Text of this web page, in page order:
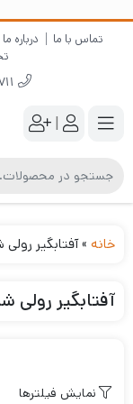
تماس با ما درباره ما
|
خانه »آفتابگیر
آفتابگیر رولی
نمایش فیلترها